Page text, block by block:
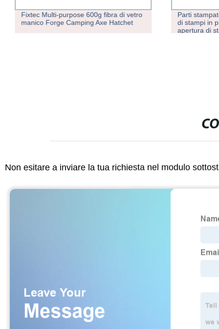
Fixtec Multi-purpose 600g fibra di vetro
manico Forge Camping Axe Hatchet
Parti
di stampi in
apertura di
Non esitare a inviare la tua richiesta nel modulo